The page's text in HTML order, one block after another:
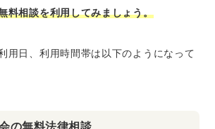
料相談を利用してみましょう。
用日、利用時間帯は以下のようになって